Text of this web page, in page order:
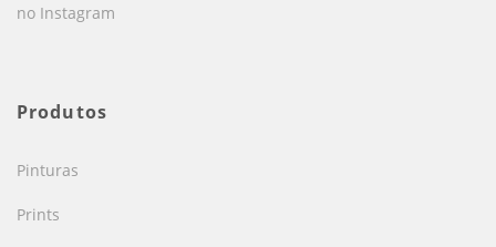
no Instagram
Produtos
Pinturas
Prints